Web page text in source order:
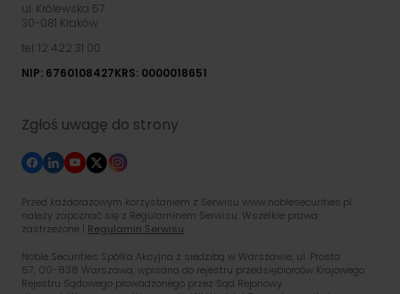
ul. Królewska 57
30-081 Kraków
tel: 12 422 31 00
NIP: 6760108427KRS: 0000018651
Zgłoś uwagę do strony
Przed każdorazowym korzystaniem z Serwisu www.noblesecurities.pl
należy zapoznać się z Regulaminem Serwisu. Wszelkie prawa
zastrzeżone | Regulamin Serwisu
Noble Securities Spółka Akcyjna z siedzibą w Warszawie, ul. Prosta
67, 00-838 Warszawa, wpisana do rejestru przedsiębiorców Krajowego
Rejestru Sądowego prowadzonego przez Sąd Rejonowy